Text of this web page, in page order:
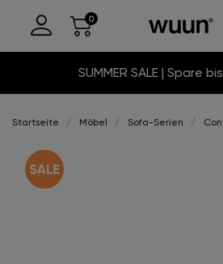
SUMMER SALE | Spare
Startseite Möbel Sofa-Serien